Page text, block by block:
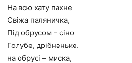
На всю хату пахне
Свіжа паляничка,
Під обрусом – сіно
Голубе, дрібненьке.
на обрусі – миска,